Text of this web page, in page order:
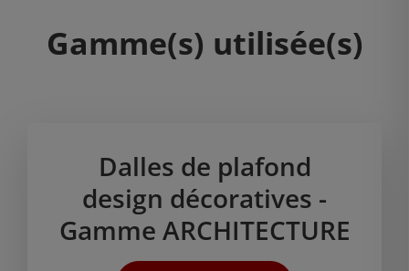
Gamme(s) utilisée(s)
Dalles de plafond
design décoratives -
Gamme ARCHITECTURE